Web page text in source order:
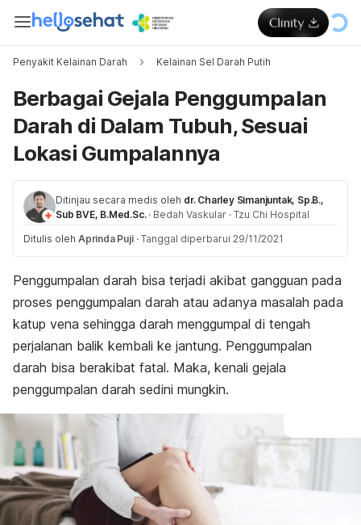
Penyakit Kelainan Darah Kelainan Sel Darah Putih
Berbagai Gejala Penggumpalan
Darah di Dalam Tubuh, Sesuai
Lokasi Gumpalannya
Ditinjau secara medis oleh dr. Charley Simanjuntak, Sp.B.,
Sub BVE, B.Med.Sc. · Bedah Vaskular ·Tzu Chi Hospital
Ditulis oleh Aprinda Puji · Tanggal diperbarui 29/11/2021
Penggumpalan darah bisa terjadi akibat gangguan pada
proses penggumpalan darah atau adanya masalah pada
katup vena sehingga darah menggumpal di tengah
perjalanan balik kembali ke jantung. Penggumpalan
darah bisa berakibat fatal. Maka, kenali gejala
penggumpalan darah sedini mungkin.